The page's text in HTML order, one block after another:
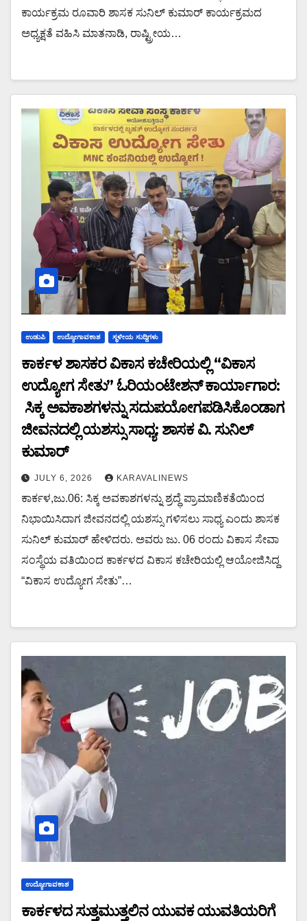
ಕಾರ್ಯಕ್ರಮ ರೂವಾರಿ ಶಾಸಕ ಸುನಿಲ್ ಕುಮಾರ್ ಕಾರ್ಯಕ್ರಮದ
ಅಧ್ಯಕ್ಷತೆ ವಹಿಸಿ ಮಾತನಾಡಿ, ರಾಷ್ಟ್ರೀಯ…
ಉಡುಪಿ ಉದ್ಯೋಗಾವಕಾಶ ಸ್ಥಳೀಯ ಸುದ್ದಿಗಳು
ಕಾರ್ಕಳ ಶಾಸಕರ ವಿಕಾಸ ಕಚೇರಿಯಲ್ಲಿ “ವಿಕಾಸ
ಉದ್ಯೋಗ ಸೇತು” ಓರಿಯಂಟೇಶನ್ ಕಾರ್ಯಾಗಾರ:
ಸಿಕ್ಕ ಅವಕಾಶಗಳನ್ನು ಸದುಪಯೋಗಪಡಿಸಿಕೊಂಡಾಗ
ಜೀವನದಲ್ಲಿ ಯಶಸ್ಸು ಸಾಧ್ಯ: ಶಾಸಕ ವಿ. ಸುನಿಲ್
ಕುಮಾರ್
JULY 6, 2026 KARAVALINEWS
ಕಾರ್ಕಳ,ಜು.06: ಸಿಕ್ಕ ಅವಕಾಶಗಳನ್ನು ಶ್ರದ್ಧೆ ಪ್ರಾಮಾಣಿಕತೆಯಿಂದ
ನಿಭಾಯಿಸಿದಾಗ ಜೀವನದಲ್ಲಿ ಯಶಸ್ಸು ಗಳಿಸಲು ಸಾಧ್ಯ ಎಂದು ಶಾಸಕ
ಸುನಿಲ್ ಕುಮಾರ್ ಹೇಳಿದರು. ಅವರು ಜು. 06 ರಂದು ವಿಕಾಸ ಸೇವಾ
ಸಂಸ್ಥೆಯ ವತಿಯಿಂದ ಕಾರ್ಕಳದ ವಿಕಾಸ ಕಚೇರಿಯಲ್ಲಿ ಆಯೋಜಿಸಿದ್ದ
“ವಿಕಾಸ ಉದ್ಯೋಗ ಸೇತು”…
ಉದ್ಯೋಗಾವಕಾಶ
ಕಾರ್ಕಳದ ಸುತ್ತಮುತ್ತಲಿನ ಯುವಕ ಯುವತಿಯರಿಗೆ